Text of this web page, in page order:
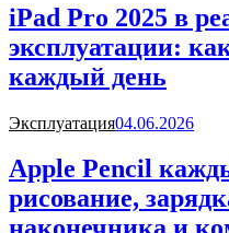
iPad Pro 2025 в
эксплуатации:
каждый день
Эксплуатация04.06.2026
Apple Pencil
рисование,